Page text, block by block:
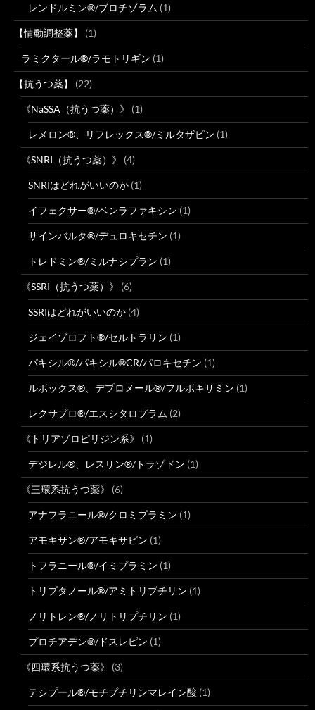
レンドルミン®/ブロチゾラム (1)
【情動調整薬】 (1)
ラミクタール®/ラモトリギン (1)
【抗うつ薬】 (22)
《NaSSA（抗うつ薬）》 (1)
レメロン®、リフレックス®/ミルタザピン (1)
《SNRI（抗うつ薬）》 (4)
SNRIはどれがいいのか (1)
イフェクサー®/ベンラファキシン (1)
サインバルタ®/デュロキセチン (1)
トレドミン®/ミルナシプラン (1)
《SSRI（抗うつ薬）》 (6)
SSRIはどれがいいのか (4)
ジェイゾロフト®/セルトラリン (1)
パキシル®/パキシル®CR/パロキセチン (1)
ルボックス®、デプロメール®/フルボキサミン (1)
レクサプロ®/エスシタロプラム (2)
《トリアゾロピリジン系》 (1)
デジレル®、レスリン®/トラゾドン (1)
《三環系抗うつ薬》 (6)
アナフラニール®/クロミプラミン (1)
アモキサン®/アモキサピン (1)
トフラニール®/イミプラミン (1)
トリプタノール®/アミトリプチリン (1)
ノリトレン®/ノリトリプチリン (1)
プロチアデン®/ドスレピン (1)
《四環系抗うつ薬》 (3)
テシプール®/モチプチリンマレイン酸 (1)